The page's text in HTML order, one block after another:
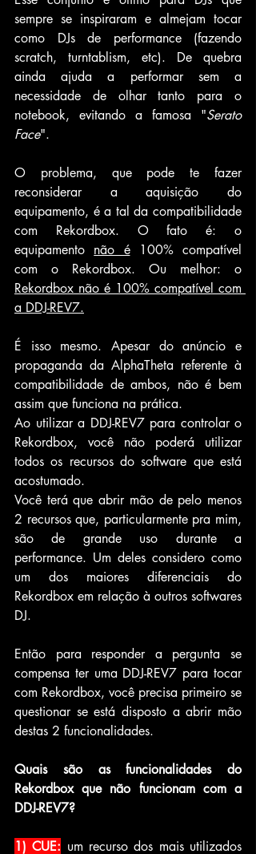
sempre se inspiraram e almejam tocar
como DJs de performance (fazendo
scratch, turntablism, etc). De quebra
ainda ajuda a performar sem a
necessidade de olhar tanto para o
notebook, evitando a famosa "Serato
Face".
O problema, que pode te fazer
reconsiderar a aquisição do
equipamento, é a tal da compatibilidade
com Rekordbox. O fato é: o
equipamento não é 100% compatível
Rekordbox não é 100% compatível com
a DDJ-REV7.
É isso mesmo. Apesar do anúncio e
propaganda da AlphaTheta referente à
compatibilidade de ambos, não é bem
assim que funciona na prática.
Ao utilizar a DDJ-REV7 para controlar o
Rekordbox, você não poderá utilizar
todos os recursos do software que está
acostumado.
Você terá que abrir mão de pelo menos
2 recursos que, particularmente pra mim,
são de grande uso durante a
performance. Um deles considero como
um dos maiores diferenciais do
Rekordbox em relação à outros softwares
DJ.
Então para responder a pergunta se
compensa ter uma DDJ-REV7 para tocar
com Rekordbox, você precisa primeiro se
questionar se está disposto a abrir mão
destas 2 funcionalidades.
Quais são as funcionalidades do
Rekordbox que não funcionam com a
DDJ-REV7?
1) CUE: um recurso dos mais utilizados